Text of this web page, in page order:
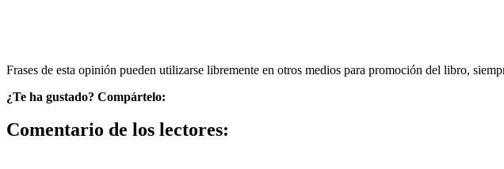
Frases de esta opinión pueden utilizarse libremente en otros medios para promoción del libro,
¿Te ha gustado? Compártelo:
Comentario de los lectores: